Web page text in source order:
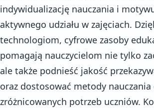
indywidualizację nauczania i
aktywnego udziału w zajęciach.
technologiom, cyfrowe zasoby
pomagają nauczycielom nie tylko
ale także podnieść jakość
oraz dostosować metody nauczania
zróżnicowanych potrzeb uczniów.